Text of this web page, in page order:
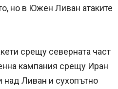
но в Южен Ливан атаките
срещу северната част
кампания срещу Иран
над Ливан и сухопътно